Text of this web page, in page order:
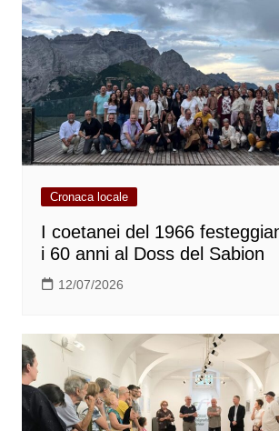
Cronaca locale
I coetanei del 1966
i 60 anni al Doss del Sabion
12/07/2026